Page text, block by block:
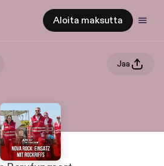
Aloita maksutta
Jaa